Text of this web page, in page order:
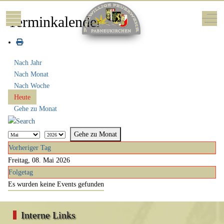
Mobile Menu Toggle Off-
Terminkalender
Nach Jahr
Nach Monat
Nach Woche
Heute
Gehe zu Monat
Gehe zu Monat
Vorheriger Tag
Freitag, 08. Mai 2026
Folgetag
Es wurden keine Events gefunden
Interne Links